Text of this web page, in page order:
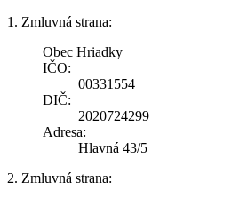
1. Zmluvná strana:
Obec Hriadky
IČO:
00331554
DIČ:
2020724299
Adresa:
Hlavná 43/5
2. Zmluvná strana: